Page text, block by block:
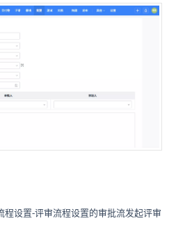
程设置-评审流程设置的审批流发起评审